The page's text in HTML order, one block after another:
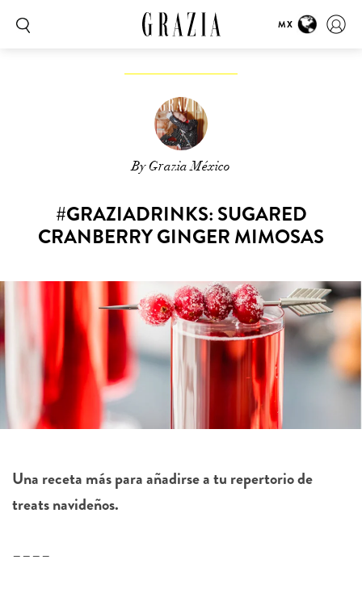
MX
By Grazia México
#GRAZIADRINKS: SUGARED
CRANBERRY GINGER MIMOSAS
Una receta más para añadirse a tu repertorio de
treats navideños.
––––